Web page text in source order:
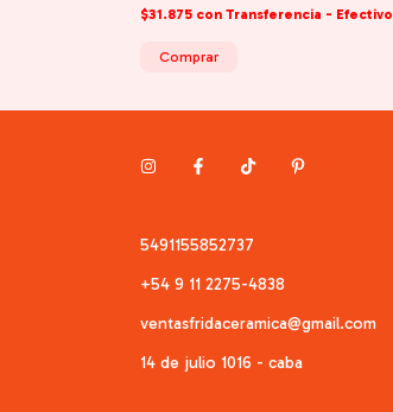
$31.875 con Transferencia - Efectivo
Comprar
5491155852737
+54 9 11 2275-4838
ventasfridaceramica@gmail.com
14 de julio 1016 - caba